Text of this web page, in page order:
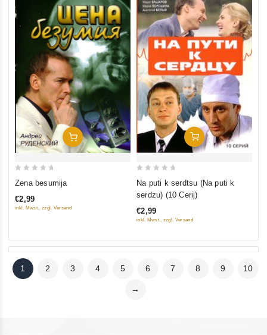
In Den Warenkorb
of
Zena besumija
€2,99
inkl. Mwst., zzgl. Versand
In Den Warenkorb
out
5
Na puti k serdtsu (Na puti k
serdzu) (10 Cerij)
€2,99
inkl. Mwst., zzgl. Versand
1 2 3 4 5 6 7 8 9 10
→